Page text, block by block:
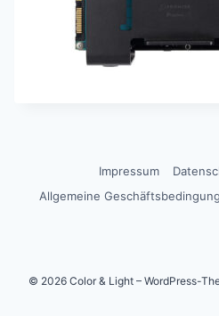
Impressum
Allgemeine
© 2026 Color & Light – WordPress-